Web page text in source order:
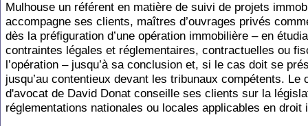
Mulhouse un référent en matière de suivi de projets
accompagne ses clients, maîtres d’ouvrages privés
dès la préfiguration d’une opération immobilière – en
contraintes légales et réglementaires, contractuelles ou
l’opération – jusqu’à sa conclusion et, si le cas doit se
jusqu’au contentieux devant les tribunaux compétents. Le
d'avocat de David Donat conseille ses clients sur la
réglementations nationales ou locales applicables en droit